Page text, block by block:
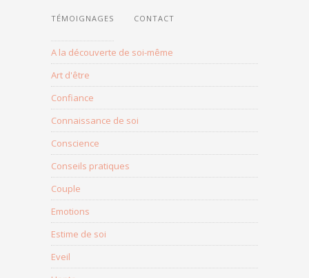
TÉMOIGNAGES CONTACT
A la découverte de soi-même
Art d'être
Confiance
Connaissance de soi
Conscience
Conseils pratiques
Couple
Emotions
Estime de soi
Eveil